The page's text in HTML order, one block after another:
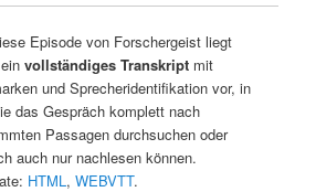
Episode von Forschergeist liegt
vollständiges Transkriptmit
und Sprecheridentifikation vor, in
das Gespräch komplett nach
Passagen durchsuchen oder
auch nur nachlesen können.
HTML, WEBVTT.